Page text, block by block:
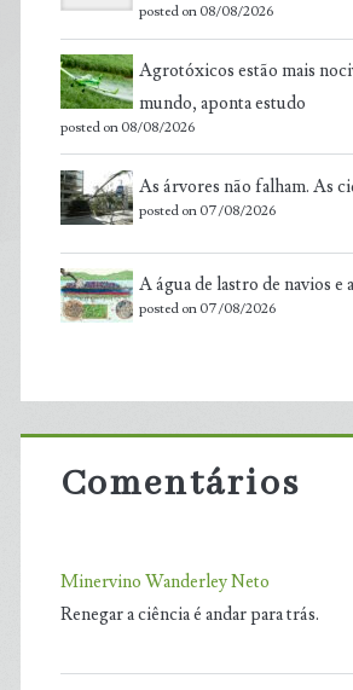
posted on 08/08/2026
Agrotóxicos estão mais
mundo, aponta estudo
posted on 08/08/2026
As árvores não falham. As
posted on 07/08/2026
A água de lastro de navios e
posted on 07/08/2026
Comentários
Minervino Wanderley Neto
Renegar a ciência é andar para trás.